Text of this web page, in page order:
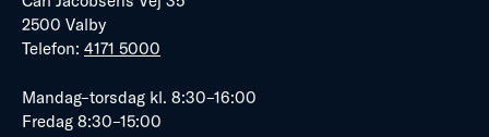
2500 Valby
Telefon: 4171 5000
Mandag–torsdag kl. 8:30–16:00
Fredag 8:30–15:00